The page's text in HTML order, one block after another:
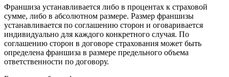
Франшиза устанавливается либо в процентах к страховой
сумме, либо в абсолютном размере. Размер франшизы
устанавливается по соглашению сторон и оговаривается
индивидуально для каждого конкретного случая. По
соглашению сторон в договоре страхования может быть
определена франшиза в размере предельного объема
ответственности по договору.